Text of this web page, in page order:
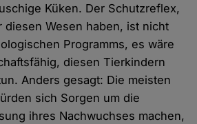
Küken. Der Schutzreflex,
diesen Wesen haben, ist nicht
Programms, es wäre
diesen Tierkindern
Anders gesagt: Die meisten
sich Sorgen um die
ihres Nachwuchses machen,